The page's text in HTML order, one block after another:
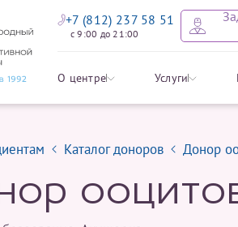
+7 (812) 237 58 51
с 9:00 до 21:00
О центре Услуги
Каталог доноров Донор
Имя*
Задать
Мы рады
ответы на
Мы просим вас
Уважаемые пациенты!
органов
социальный